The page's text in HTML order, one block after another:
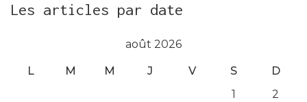
Les articles par date
août 2026
L M M J V S
D
1
2